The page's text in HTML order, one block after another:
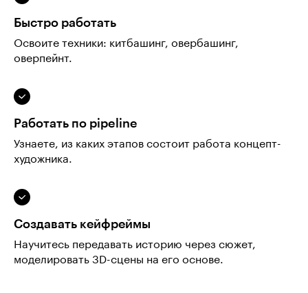
Быстро работать
Освоите техники: китбашинг, овербашинг,
оверпейнт.
Работать по pipeline
Узнаете, из каких этапов состоит работа концепт-
художника.
Создавать кейфреймы
Научитесь передавать историю через сюжет,
моделировать 3D-сцены на его основе.